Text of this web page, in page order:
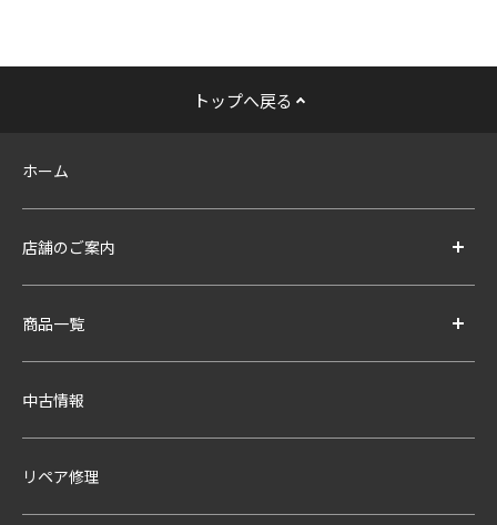
トップへ戻る
ホーム
店舗のご案内
商品一覧
中古情報
リペア修理